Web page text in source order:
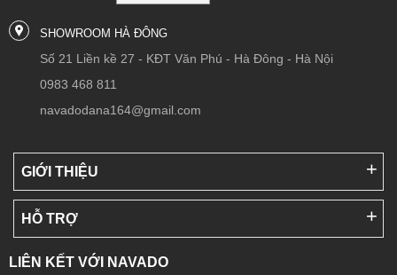
SHOWROOM HÀ ĐÔNG
Số 21 Liền kề 27 - KĐT Văn Phú - Hà Đông - Hà Nội
0983 468 811
navadodana164@gmail.com
GIỚI THIỆU
HỖ TRỢ
LIÊN KẾT VỚI NAVADO